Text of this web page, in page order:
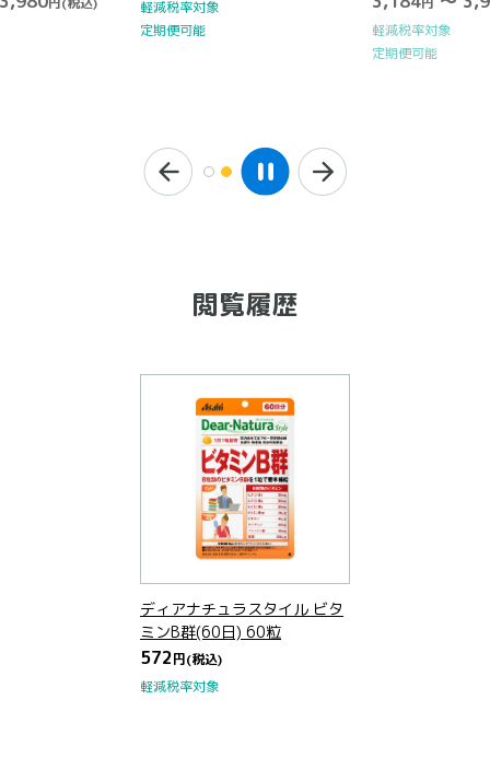
軽減税率対象
定期便可能
軽減税率対象
定期便可能
閲覧履歴
ディアナチュラスタイル ビタ
ミンB群(60日) 60粒
572円(税込)
軽減税率対象